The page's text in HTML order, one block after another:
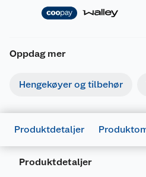
Oppdag mer
Hengekøyer og tilbehør
Produktdetaljer
Produktdetaljer